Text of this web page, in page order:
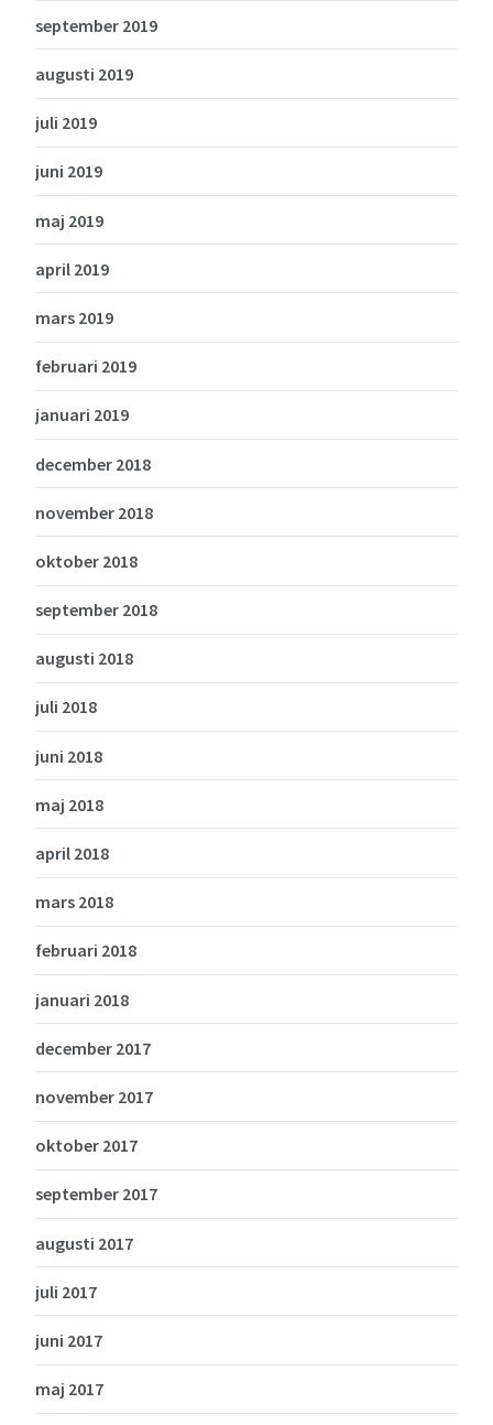
september 2019
augusti 2019
juli 2019
juni 2019
maj 2019
april 2019
mars 2019
februari 2019
januari 2019
december 2018
november 2018
oktober 2018
september 2018
augusti 2018
juli 2018
juni 2018
maj 2018
april 2018
mars 2018
februari 2018
januari 2018
december 2017
november 2017
oktober 2017
september 2017
augusti 2017
juli 2017
juni 2017
maj 2017